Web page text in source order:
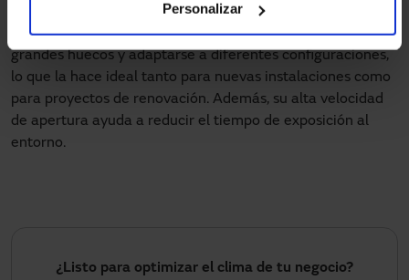
Personalizar
antiestática, evita las acumulaciones de carga eléctrica
que pueden generar chispas. Su diseño permite cubrir
grandes huecos y adaptarse a diferentes configuraciones,
lo que la hace ideal tanto para nuevas instalaciones como
para proyectos de renovación. Además, su alta velocidad
de apertura ayuda a reducir el tiempo de exposición al
entorno.
¿Listo para optimizar el clima de tu negocio?